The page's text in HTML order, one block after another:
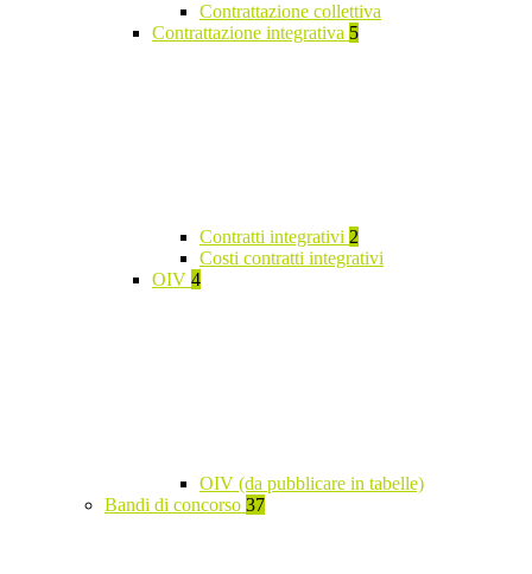
Contrattazione collettiva
Contrattazione integrativa 5
Contratti integrativi 2
Costi contratti integrativi
OIV 4
OIV (da pubblicare in tabelle)
Bandi di concorso 37